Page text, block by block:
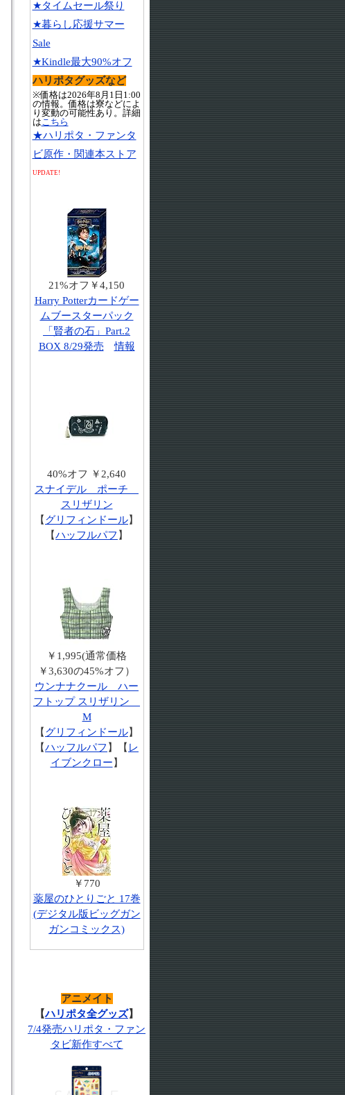
★タイムセール祭り
★暮らし応援サマー
Sale
★Kindle最大90%オフ
ハリポタグッズなど
※価格は2026年8月1日1:00
の情報。価格は寮などによ
り変動の可能性あり。詳細
はこちら
★ハリポタ・ファンタ
ビ原作・関連本ストア
UPDATE!
21%オフ￥4,150
Harry Potterカードゲー
ムブースターパック
「賢者の石」Part.2
BOX 8/29発売
情報
40%オフ ￥2,640
スナイデル ポーチ
スリザリン
【 グリフィンドール】
【ハッフルパフ 】
￥1,995(通常価格
￥3,630の45%オフ）
ウンナナクール ハー
フトップ スリザリン
M
【 グリフィンドール】
【ハッフルパフ 】【 レ
イブンクロー 】
￥770
薬屋のひとりごと 17巻
(デジタル版ビッグガン
ガンコミックス)
アニメイト
【ハリポタ全グッズ】
7/4発売ハリポタ・ファン
タビ新作すべて